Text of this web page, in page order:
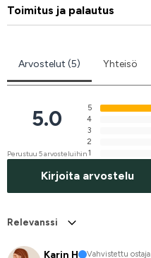
Toimitus ja palautus
Arvostelut (5) Yhteisö
5.0
Perustuu 5 arvosteluihin
5
4
3
2
1
Kirjoita arvostelu
Relevanssi
Karin H
Vahvistettu ostaja